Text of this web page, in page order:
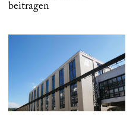
beitragen